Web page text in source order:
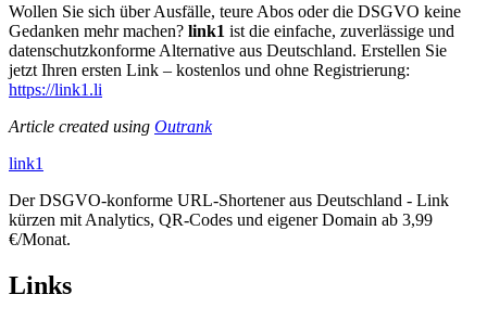
Wollen Sie sich über Ausfälle, teure Abos oder die DSGVO keine
Gedanken mehr machen? link1 ist die einfache, zuverlässige und
datenschutzkonforme Alternative aus Deutschland. Erstellen Sie
jetzt Ihren ersten Link – kostenlos und ohne Registrierung:
https://link1.li
Article created using Outrank
link1
Der DSGVO-konforme URL-Shortener aus Deutschland - Link
kürzen mit Analytics, QR-Codes und eigener Domain ab 3,99
€/Monat.
Links